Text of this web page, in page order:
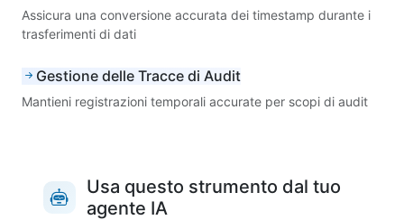
Assicura una conversione accurata dei timestamp durante i
trasferimenti di dati
Gestione delle Tracce di Audit
Mantieni registrazioni temporali accurate per scopi di audit
Usa questo strumento dal tuo
agente IA